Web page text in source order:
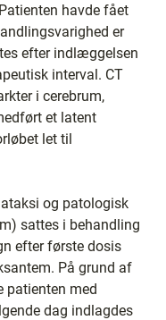
havde fået
er
efter indlæggelsen
interval. CT
i cerebrum,
et latent
let til
og patologisk
sattes i behandling
efter første dosis
På grund af
patienten med
dag indlagdes